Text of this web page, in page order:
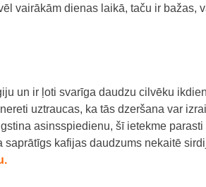
vairākām dienas laikā, taču ir bažas,
un ir ļoti svarīga daudzu cilvēku
uztraucas, ka tās dzeršana var
asinsspiedienu, šī ietekme parasti
kafijas daudzums nekaitē